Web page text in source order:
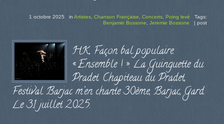
1 octobre 2025 in Artistes Chanson Française Concerts Poing levé
Tags:
Benjamin Bossone
Jeremie Bossone | post
HK, Façon bal populaire.
« Ensemble ! ». La Guinguette du
Pradet. Chapiteau du Pradet,
Festival Barjac m’en chante 30ème, Barjac, Gard.
Le 31 juillet 2025.